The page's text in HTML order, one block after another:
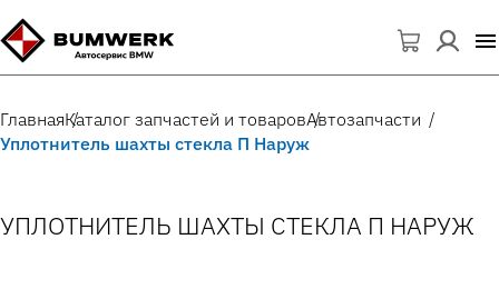
ГлавнаяКаталог запчастей и товаровАвтозапчасти
Уплотнитель шахты стекла П Наруж
УПЛОТНИТЕЛЬ ШАХТЫ СТЕКЛА П НАРУЖ